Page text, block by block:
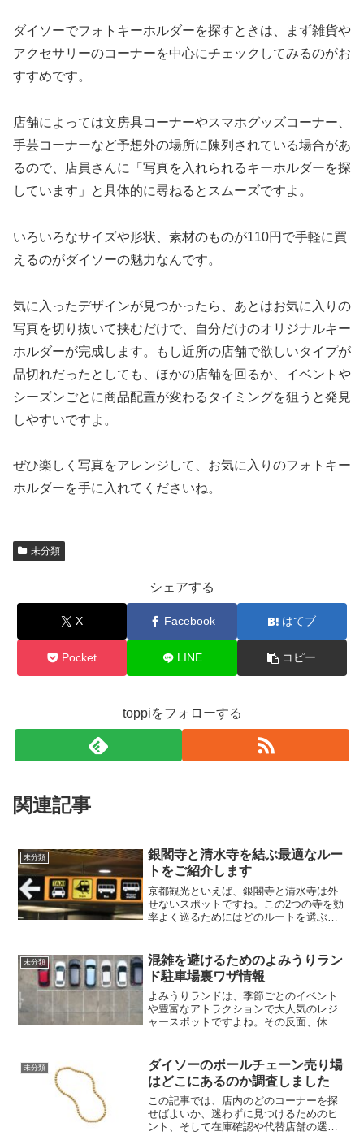
ダイソーでフォトキーホルダーを探すときは、まず雑貨や
アクセサリーのコーナーを中心にチェックしてみるのがお
すすめです。
店舗によっては文房具コーナーやスマホグッズコーナー、
手芸コーナーなど予想外の場所に陳列されている場合があ
るので、店員さんに「写真を入れられるキーホルダーを探
しています」と具体的に尋ねるとスムーズですよ。
いろいろなサイズや形状、素材のものが110円で手軽に買
えるのがダイソーの魅力なんです。
気に入ったデザインが見つかったら、あとはお気に入りの
写真を切り抜いて挟むだけで、自分だけのオリジナルキー
ホルダーが完成します。もし近所の店舗で欲しいタイプが
品切れだったとしても、ほかの店舗を回るか、イベントや
シーズンごとに商品配置が変わるタイミングを狙うと発見
しやすいですよ。
ぜひ楽しく写真をアレンジして、お気に入りのフォトキー
ホルダーを手に入れてくださいね。
未分類
シェアする
X Facebook はてブ
Pocket LINE コピー
toppiをフォローする
関連記事
未分類
銀閣寺と清水寺を結ぶ最適なルー
トをご紹介します
京都観光といえば、銀閣寺と清水寺は外
せないスポットですね。この2つの寺を効
率よく巡るためにはどのルートを選ぶの
間、料金など、知りたい情報をぎゅっと
まとめてご紹介しますよ。...
未分類
混雑を避けるためのよみうりラン
ド駐車場裏ワザ情報
よみうりランドは、季節ごとのイベント
や豊富なアトラクションで大人気のレジ
ャースポットですよね。その反面、休日
も。「せっかく遊びに行くのに、駐車場
で疲れてしまった…」なん...
未分類
ダイソーのボールチェーン売り場
はどこにあるのか調査しました
この記事では、店内のどのコーナーを探
せばよいか、迷わずに見つけるためのヒ
ント、そして在庫確認や代替店舗の選び